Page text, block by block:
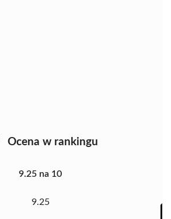
Ocena w rankingu
9.25 na 10
9.25